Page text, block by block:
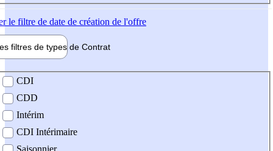
le filtre de date de création de l'offre
filtres de types de Contrat
contrat
CDI
CDD
Intérim
CDI Intérimaire